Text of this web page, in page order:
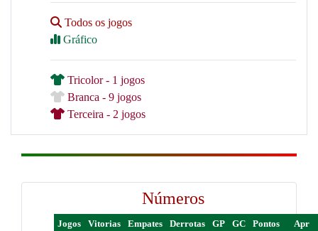
Todos os jogos
Gráfico
Tricolor - 1 jogos
Branca - 9 jogos
Terceira - 2 jogos
Números
Jogos Vitorias Empates Derrotas GP GC Pontos Apr